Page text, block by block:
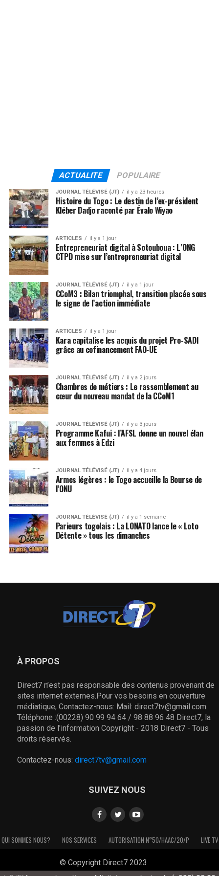
ACTUALITE POPULAIRE
JOURNAL TÉLÉVISÉ (JT) il y a 23 heures
Histoire du Togo : Le destin de l’ex-président
Kléber Dadjo raconté par Évalo Wiyao
ARTICLES il y a 1 jour
Entrepreneuriat digital à Sotouboua : L’ONG
CTPD mise sur l’entrepreneuriat digital
JOURNAL TÉLÉVISÉ (JT) il y a 1 jour
CCoM3 : Bilan triomphal, transition placée sous
le signe de l’action immédiate
ARTICLES il y a 1 jour
Kara capitalise les acquis du projet Pro-SADI
grâce au cofinancement FAO-UE
JOURNAL TÉLÉVISÉ (JT) il y a 2 jours
Chambres de métiers : Le rassemblement au
cœur du nouveau mandat de la CCoM1
JOURNAL TÉLÉVISÉ (JT) il y a 3 jours
Programme Kafui : l’AFSL donne un nouvel élan
aux femmes à Edzi
JOURNAL TÉLÉVISÉ (JT) il y a 4 jours
Armes légères : le Togo accueille la Bourse de
l’ONU
JOURNAL TÉLÉVISÉ (JT) il y a 1 semaine
Parieurs togolais : La LONATO lance le « Loto
Détente » tous les dimanches
À PROPOS
Direct7 n’est pas responsable des contenus provenant de
sites internet externes.Pour vos besoins en couverture
médiatique, Contactez-nous: Mail: direct7tv@gmail.com
Téléphone :(00228) 90 99 94 64 / 98 88 96 48 Direct7, la
passion de l'information Copyright - 2018 Direct7 - Tous
droits réservés.
Contactez-nous: direct7tv@gmail.com
SUIVEZ NOUS
QUI SOMMES NOUS? NOS SERVICES AUTORISATION N°50/HAAC/20/P LIVE TV
© Copyright Direct7 2023